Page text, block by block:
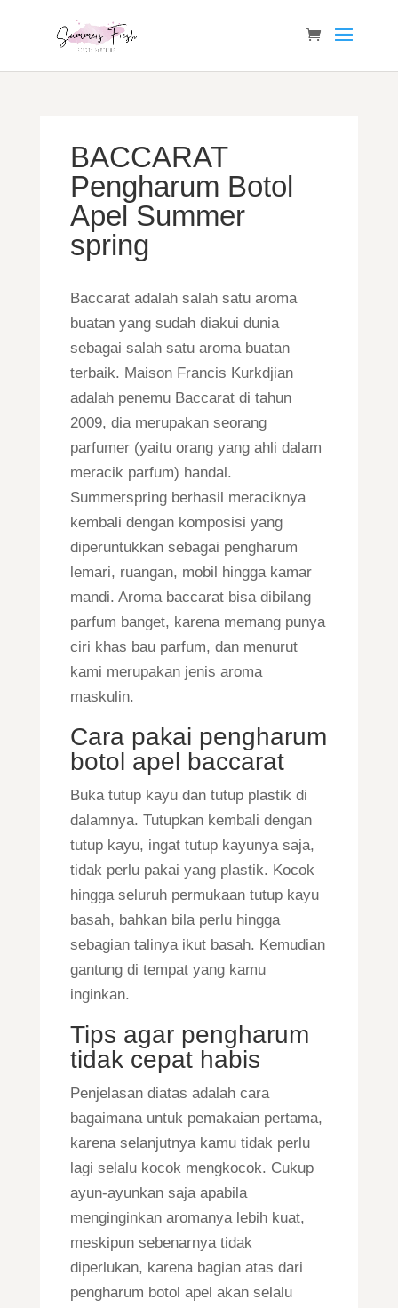
BACCARAT
Pengharum Botol
Apel Summer
spring
Baccarat adalah salah satu aroma
buatan yang sudah diakui dunia
sebagai salah satu aroma buatan
terbaik. Maison Francis Kurkdjian
adalah penemu Baccarat di tahun
2009, dia merupakan seorang
parfumer (yaitu orang yang ahli dalam
meracik parfum) handal.
Summerspring berhasil meraciknya
kembali dengan komposisi yang
diperuntukkan sebagai pengharum
lemari, ruangan, mobil hingga kamar
mandi. Aroma baccarat bisa dibilang
parfum banget, karena memang punya
ciri khas bau parfum, dan menurut
kami merupakan jenis aroma
maskulin.
Cara pakai pengharum
botol apel baccarat
Buka tutup kayu dan tutup plastik di
dalamnya. Tutupkan kembali dengan
tutup kayu, ingat tutup kayunya saja,
tidak perlu pakai yang plastik. Kocok
hingga seluruh permukaan tutup kayu
basah, bahkan bila perlu hingga
sebagian talinya ikut basah. Kemudian
gantung di tempat yang kamu
inginkan.
Tips agar pengharum
tidak cepat habis
Penjelasan diatas adalah cara
bagaimana untuk pemakaian pertama,
karena selanjutnya kamu tidak perlu
lagi selalu kocok mengkocok. Cukup
ayun-ayunkan saja apabila
menginginkan aromanya lebih kuat,
meskipun sebenarnya tidak
diperlukan, karena bagian atas dari
pengharum botol apel akan selalu